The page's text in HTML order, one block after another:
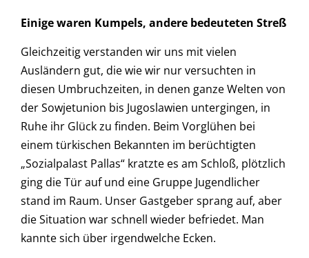
Einige waren Kumpels, andere bedeuteten Streß
Gleichzeitig verstanden wir uns mit vielen
Ausländern gut, die wie wir nur versuchten in
diesen Umbruchzeiten, in denen ganze Welten von
der Sowjetunion bis Jugoslawien untergingen, in
Ruhe ihr Glück zu finden. Beim Vorglühen bei
einem türkischen Bekannten im berüchtigten
„Sozialpalast Pallas“ kratzte es am Schloß, plötzlich
ging die Tür auf und eine Gruppe Jugendlicher
stand im Raum. Unser Gastgeber sprang auf, aber
die Situation war schnell wieder befriedet. Man
kannte sich über irgendwelche Ecken.